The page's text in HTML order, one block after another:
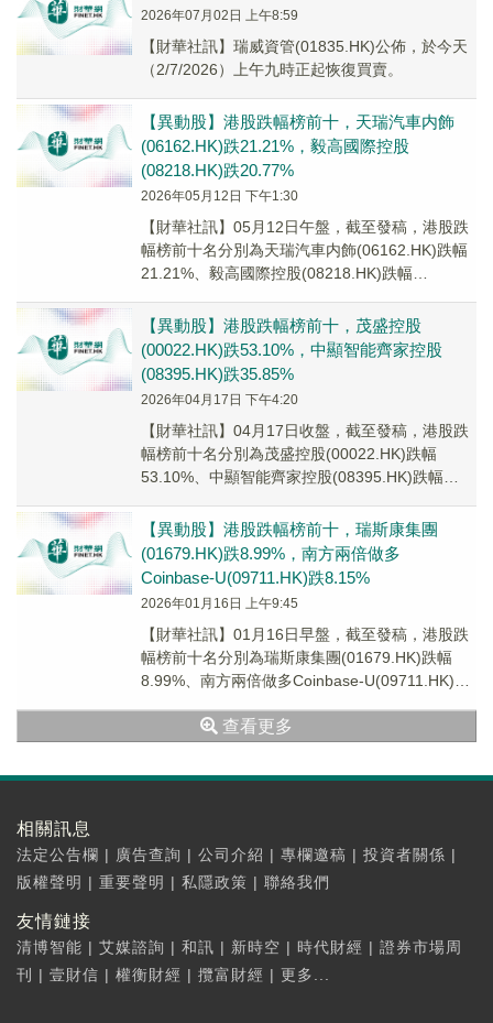
2026年07月02日 上午8:59
【財華社訊】瑞威資管(01835.HK)公佈，於今天
（2/7/2026）上午九時正起恢復買賣。
【異動股】港股跌幅榜前十，天瑞汽車内飾
(06162.HK)跌21.21%，毅高國際控股
(08218.HK)跌20.77%
2026年05月12日 下午1:30
【財華社訊】05月12日午盤，截至發稿，港股跌
幅榜前十名分別為天瑞汽車内飾(06162.HK)跌幅
21.21%、毅高國際控股(08218.HK)跌幅
【異動股】港股跌幅榜前十，茂盛控股
(00022.HK)跌53.10%，中顯智能齊家控股
(08395.HK)跌35.85%
2026年04月17日 下午4:20
【財華社訊】04月17日收盤，截至發稿，港股跌
幅榜前十名分別為茂盛控股(00022.HK)跌幅
53.10%、中顯智能齊家控股(08395.HK)跌幅
【異動股】港股跌幅榜前十，瑞斯康集團
(01679.HK)跌8.99%，南方兩倍做多
Coinbase-U(09711.HK)跌8.15%
2026年01月16日 上午9:45
【財華社訊】01月16日早盤，截至發稿，港股跌
幅榜前十名分別為瑞斯康集團(01679.HK)跌幅
8.99%、南方兩倍做多Coinbase-U(09711.HK)跌
查看更多
相關訊息
法定公告欄 | 廣告查詢 | 公司介紹 | 專欄邀稿 | 投資者關係 |
版權聲明 | 重要聲明 | 私隱政策 | 聯絡我們
友情鏈接
清博智能 | 艾媒諮詢 | 和訊 | 新時空 | 時代財經 | 證券市場周
刊
| 壹財信 | 權衡財經 | 攬富財經 | 更多...